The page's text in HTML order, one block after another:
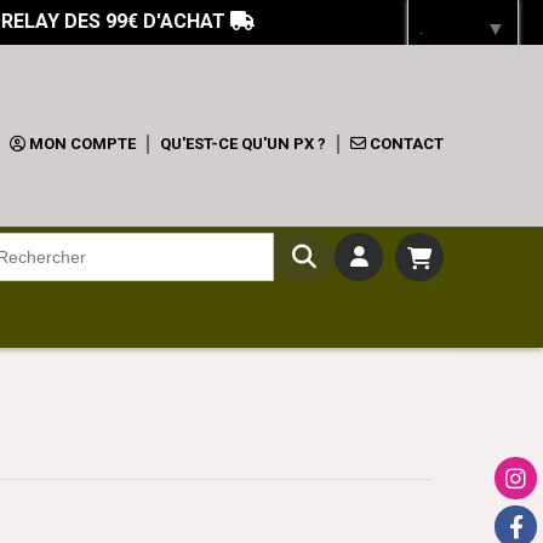
DES 99€ D'ACHAT 
MON COMPTE QU'EST-CE QU'UN PX ? CONTACT
▼